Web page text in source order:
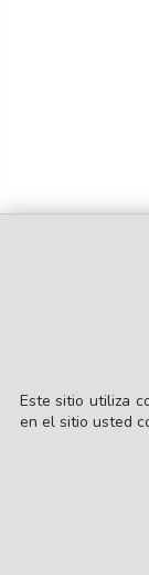
Director
Este sitio utiliza
en el sitio usted